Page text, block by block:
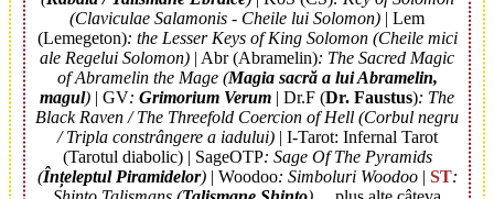
(Claviculae Salamonis - Cheile lui Solomon) | Lem
(Lemegeton): the Lesser Keys of King Solomon (Cheile mici
ale Regelui Solomon) | Abr (Abramelin): The Sacred Magic
of Abramelin the Mage (Magia sacră a lui Abramelin,
magul) | GV: Grimorium Verum | Dr.F (Dr. Faustus): The
Black Raven / The Threefold Coercion of Hell (Corbul negru
/ Tripla constrângere a iadului)| I-Tarot: Infernal Tarot
(Tarotul diabolic) | SageOTP: Sage Of The Pyramids
(Înțeleptul Piramidelor)| Woodoo: Simboluri Woodoo | ST: